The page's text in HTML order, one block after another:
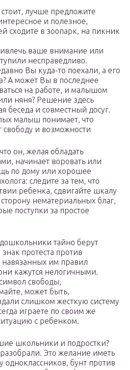
лучше предложите
и полезное,
сходите в зоопарк, на пикник
ваше внимание или
несправедливо.
Вы куда-то поехали, а его
А может Вы в последнее
на работе, и малышом
няня? Решение здесь
беседа и совместный досуг.
малыш понимает, что
и возможности
он, желая обладать
начинает воровать или
по дому или хорошее
следите за тем, что
ребенка, сдвигайте шкалу
нематериальных благ,
поступки за простое
тайно берут
протеста против
навязанных им правил
кажутся нелогичными.
свободы,
может быть,
слишком жесткую систему
играете по своим же
с ребенком.
школьники и подростки?
Это желание иметь
одноклассников, бунт против